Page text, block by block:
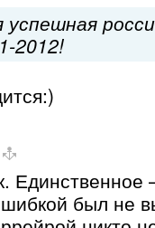
2012!
был не